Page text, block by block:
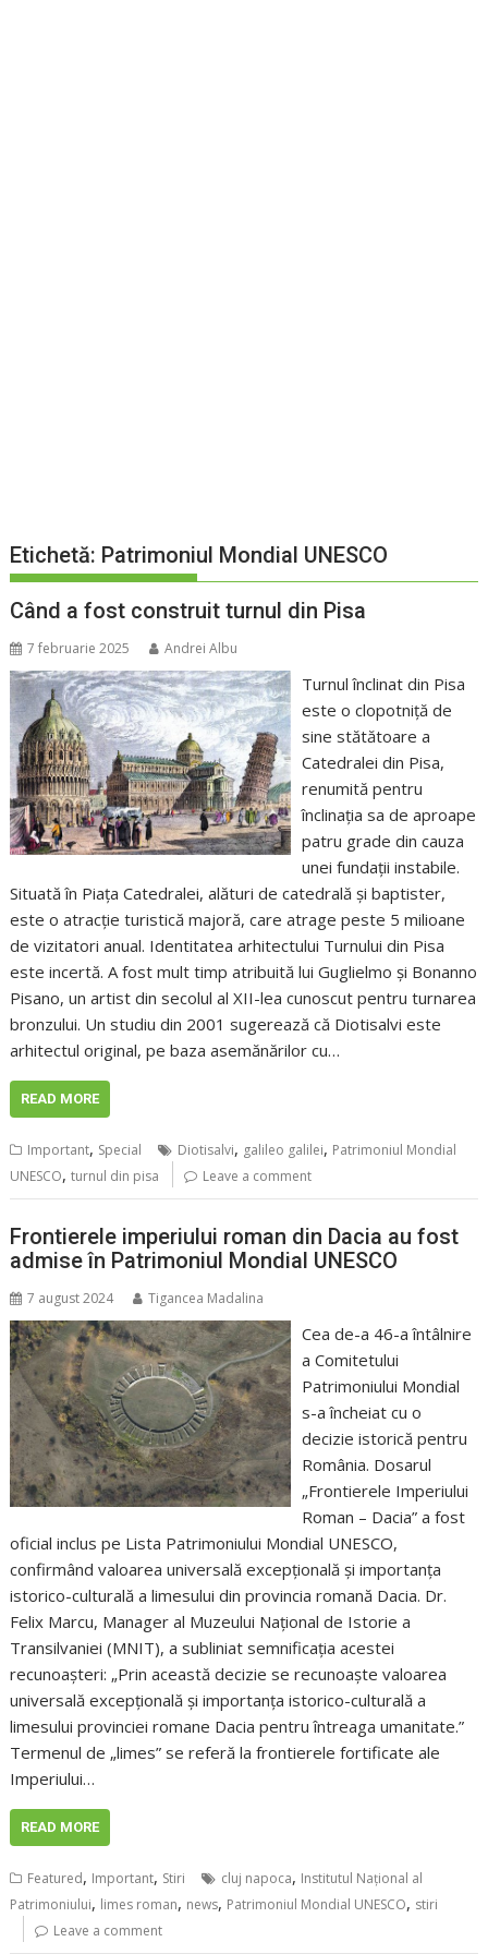
Etichetă: Patrimoniul Mondial UNESCO
Când a fost construit turnul din Pisa
7 februarie 2025 Andrei Albu
Turnul înclinat din Pisa
este o clopotniță de
sine stătătoare a
Catedralei din Pisa,
renumită pentru
înclinația sa de aproape
patru grade din cauza
unei fundații instabile.
Situată în Piața Catedralei, alături de catedrală și baptister,
este o atracție turistică majoră, care atrage peste 5 milioane
de vizitatori anual. Identitatea arhitectului Turnului din Pisa
este incertă. A fost mult timp atribuită lui Guglielmo și Bonanno
Pisano, un artist din secolul al XII-lea cunoscut pentru turnarea
bronzului. Un studiu din 2001 sugerează că Diotisalvi este
arhitectul original, pe baza asemănărilor cu…
READ MORE
Important, Special Diotisalvi, galileo galilei, Patrimoniul Mondial
UNESCO,turnul din pisa Leave a comment
Frontierele imperiului roman din Dacia au fost
admise în Patrimoniul Mondial UNESCO
7 august 2024 Tigancea Madalina
Cea de-a 46-a întâlnire
a Comitetului
Patrimoniului Mondial
s-a încheiat cu o
decizie istorică pentru
România. Dosarul
„Frontierele Imperiului
Roman – Dacia” a fost
oficial inclus pe Lista Patrimoniului Mondial UNESCO,
confirmând valoarea universală excepțională și importanța
istorico-culturală a limesului din provincia romană Dacia. Dr.
Felix Marcu, Manager al Muzeului Național de Istorie a
Transilvaniei (MNIT), a subliniat semnificația acestei
recunoașteri: „Prin această decizie se recunoaște valoarea
universală excepțională și importanța istorico-culturală a
limesului provinciei romane Dacia pentru întreaga umanitate.”
Termenul de „limes” se referă la frontierele fortificate ale
Imperiului…
READ MORE
Featured, Important, Stiri cluj napoca, Institutul Național al
Patrimoniului, limes roman, news, Patrimoniul Mondial UNESCO, stiri
Leave a comment